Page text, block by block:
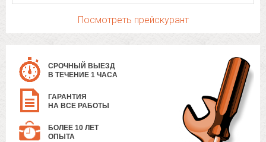
Посмотреть прейскурант
СРОЧНЫЙ ВЫЕЗД
В ТЕЧЕНИЕ 1 ЧАСА
ГАРАНТИЯ
НА ВСЕ РАБОТЫ
БОЛЕЕ 10 ЛЕТ
ОПЫТА